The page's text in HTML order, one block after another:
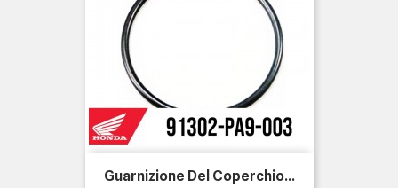
Guarnizione Del Coperchio...